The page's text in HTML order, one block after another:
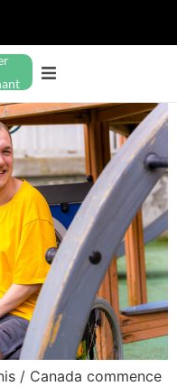
/ Canada commence